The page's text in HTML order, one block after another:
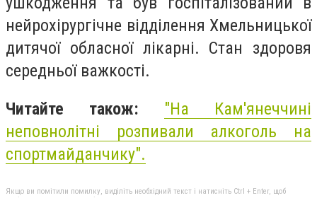
нейрохірургічне відділення Хмельницької
дитячої обласної лікарні. Стан здоровя
середньої важкості.
Читайте також: "На Кам'янеччині
неповнолітні розпивали алкоголь на
спортмайданчику".
Якщо ви помітили помилку, виділіть необхідний текст і натисніть Ctrl + Enter, щоб